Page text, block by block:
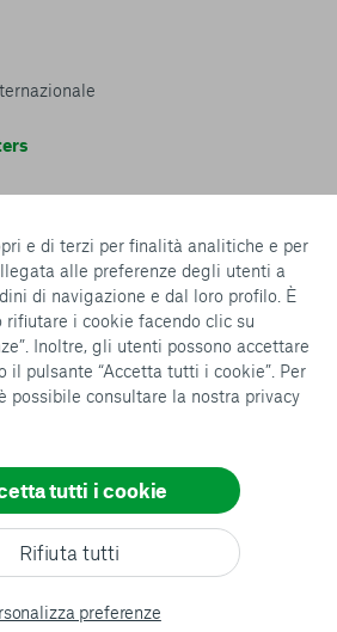
e di terzi per finalità analitiche e per
alle preferenze degli utenti a
di navigazione e dal loro profilo. È
rifiutare i cookie facendo clic su
Inoltre, gli utenti possono accettare
il pulsante “Accetta tutti i cookie”. Per
possibile consultare la nostra privacy
preferenze
Rifiuta tutti
tutti i cookie
Consenti tutti
distanza
216
sulle donazioni: cosa sapere e